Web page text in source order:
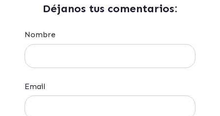
Déjanos tus comentarios:
Nombre
Email